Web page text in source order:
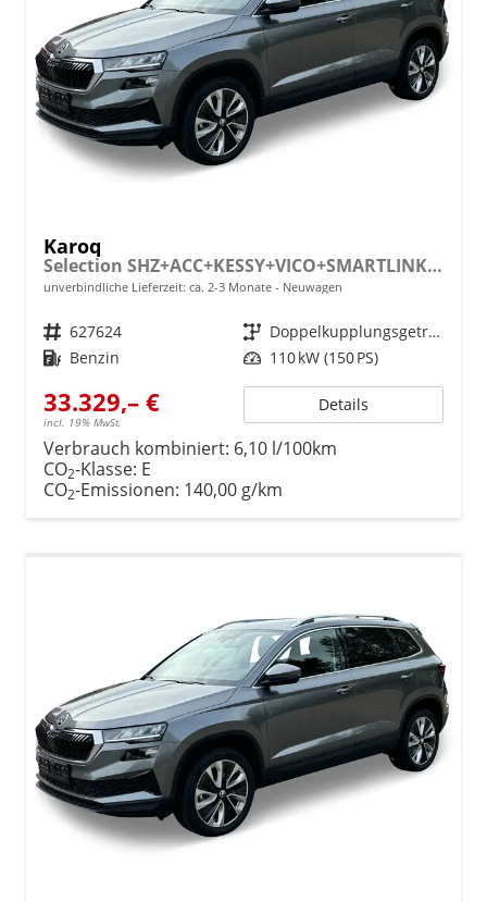
Karoq
Selection SHZ+ACC+KESSY+VICO+SMARTLINK+18'' ALU
unverbindliche Lieferzeit: ca. 2-3 Monate Neuwagen
Fahrzeugnr. 627624 Getriebe
Doppelkupplungsgetriebe (DSG)
Kraftstoff Benzin Leistung 110 kW (150 PS)
33.329,– €
incl. 19% MwSt.
Details
Verbrauch kombiniert: 6,10 l/100km
CO2-Klasse: E
CO2-Emissionen: 140,00 g/km